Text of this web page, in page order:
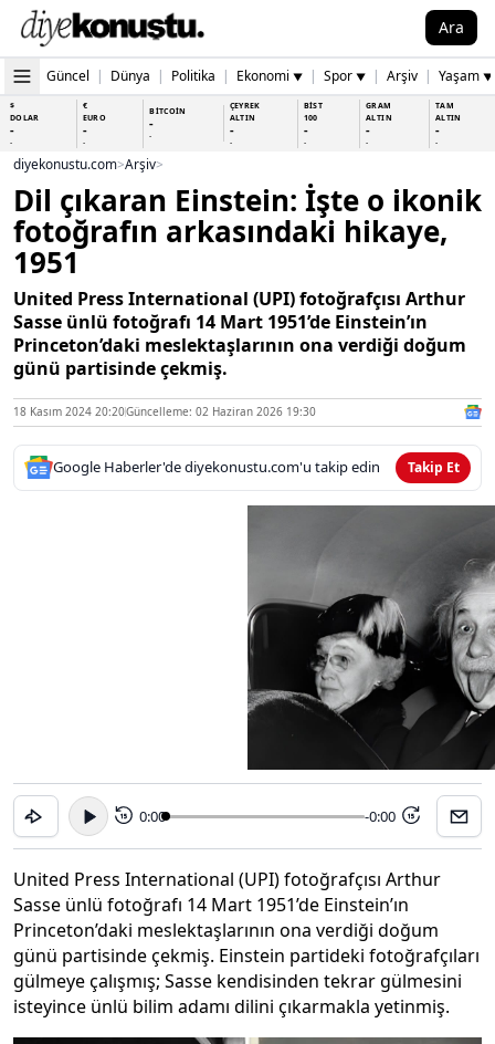
Ara
Güncel | Dünya | Politika | Ekonomi ▼ | Spor ▼ | Arşiv | Yaşam ▼
$
DOLAR
-
-
€
EURO
-
-
BİTCOİN
-
-
ÇEYREK
ALTIN
-
-
BİST
100
-
-
GRAM
ALTIN
-
-
TAM
ALTIN
-
-
diyekonustu.com>Arşiv>
Dil çıkaran Einstein: İşte o ikonik
fotoğrafın arkasındaki hikaye,
1951
United Press International (UPI) fotoğrafçısı Arthur
Sasse ünlü fotoğrafı 14 Mart 1951’de Einstein’ın
Princeton’daki meslektaşlarının ona verdiği doğum
günü partisinde çekmiş.
18 Kasım 2024 20:20Güncelleme: 02 Haziran 2026 19:30
Google Haberler'de diyekonustu.com'u takip edin Takip Et
15 0:00 -0:00 15
United Press International (UPI) fotoğrafçısı Arthur
Sasse ünlü fotoğrafı 14 Mart 1951’de Einstein’ın
Princeton’daki meslektaşlarının ona verdiği doğum
günü partisinde çekmiş. Einstein partideki fotoğrafçıları
gülmeye çalışmış; Sasse kendisinden tekrar gülmesini
isteyince ünlü bilim adamı dilini çıkarmakla yetinmiş.